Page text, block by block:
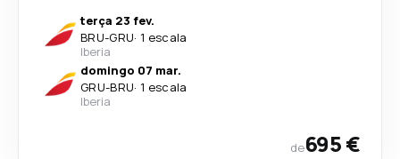
terça 23 fev.
BRU-GRU· 1 escala
Iberia
domingo 07 mar.
GRU-BRU· 1 escala
Iberia
de695 €